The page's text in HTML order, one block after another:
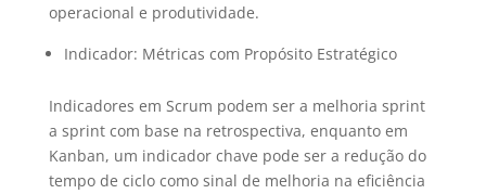
operacional e produtividade.
Indicador: Métricas com Propósito Estratégico
Indicadores em Scrum podem ser a melhoria sprint
a sprint com base na retrospectiva, enquanto em
Kanban, um indicador chave pode ser a redução do
tempo de ciclo como sinal de melhoria na eficiência